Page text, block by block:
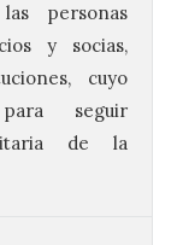
personas
y socias,
cuyo
seguir
de la